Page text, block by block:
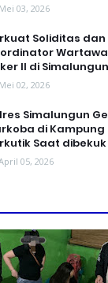
Mei 03, 2026
Soliditas
II di Simalungun
Mei 02, 2026
Simalungun
di
Saat dibekuk
05, 2026